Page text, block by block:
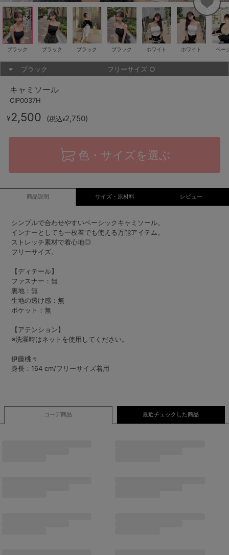
ブラック ブラック ブラック ブラック ホワイト ホワイト ベー
ブラック フリーサイズ ○
キャミソール
CIP0037H
¥2,500 (税込¥2,750)
色・サイズを選ぶ
商品説明 サイズ・原材料 レビュー
シンプルで合わせやすいベーシックキャミソール。
インナーとしても一枚着でも使える万能アイテム。
ストレッチ素材で着心地◎
フリーサイズ。
【ディテール】
ファスナー：無
裏地：無
生地の透け感：無
ポケット：無
【アテンション】
※洗濯時はネットを使用してください。
伊藤桃々
身長：164 cm/フリーサイズ着用
コーデ商品 最近チェックした商品